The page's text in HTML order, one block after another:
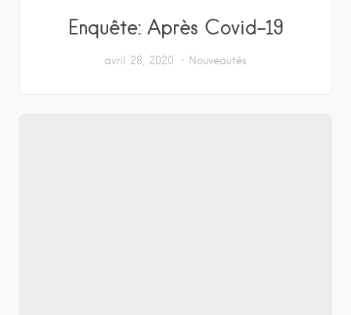
Enquête: Après Covid-19
avril 28, 2020 Nouveautés